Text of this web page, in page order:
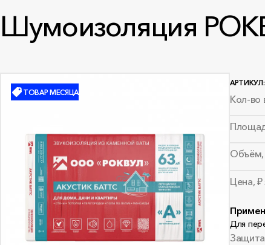
Шумоизоляция
ТОВАР МЕСЯЦА
АРТИКУЛ:
Кол-во
Цена,
Для